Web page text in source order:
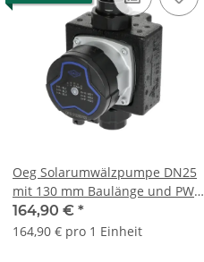
Oeg Solarumwälzpumpe DN25
mit 130 mm Baulänge und PWM
Ansteuerung
164,90 € *
164,90 € pro 1 Einheit